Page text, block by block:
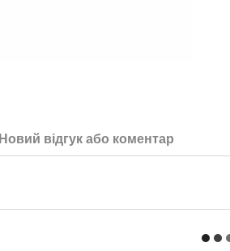
Новий відгук або коментар